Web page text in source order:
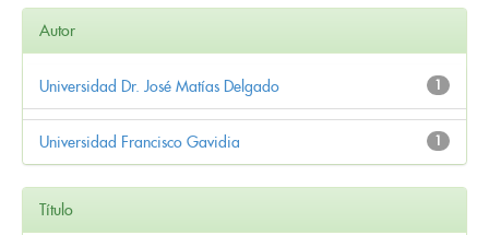
Autor
1
Universidad Dr. José Matías Delgado
1
Universidad Francisco Gavidia
Título